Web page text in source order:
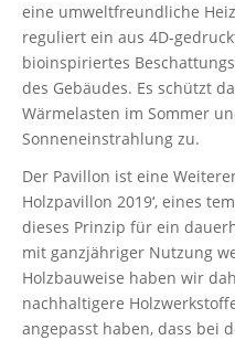
eine umweltfreundliche
reguliert ein aus 4D-
bioinspiriertes
des Gebäudes. Es schützt
Wärmelasten im Sommer
Sonneneinstrahlung zu.
Der Pavillon ist eine
Holzpavillon 2019‘, eines
dieses Prinzip für ein
mit ganzjähriger Nutzung
Holzbauweise haben wir
nachhaltigere
angepasst haben, dass bei